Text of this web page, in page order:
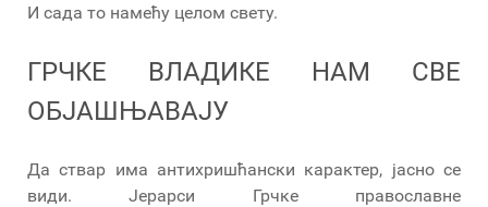
И сада то намећу целом свету.
ГРЧКЕ ВЛАДИКЕ НАМ СВЕ
ОБЈАШЊАВАЈУ
Да ствар има антихришћански карактер, јасно се
види. Јерарси Грчке православне